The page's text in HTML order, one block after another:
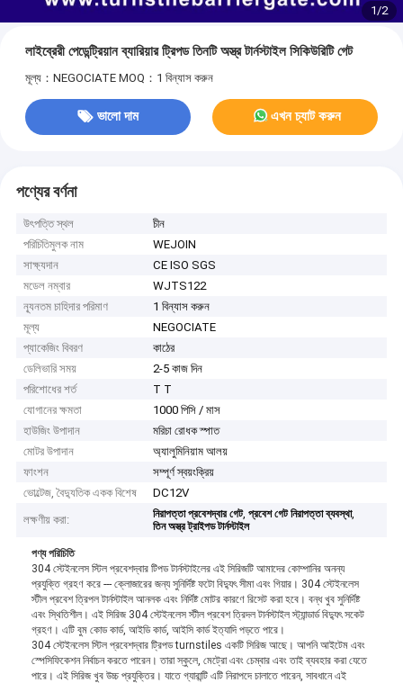
1/2
লাইব্রেরী পেডেন্ট্রিয়ান ব্যারিয়ার ট্রিপড তিনটি অস্ত্র টার্নস্টাইল সিকিউরিটি গেট
মূল্য：NEGOCIATE MOQ：1 বিন্যাস করুন
ভালো দাম এখন চ্যাট করুন
পণ্যের বর্ণনা
উৎপত্তি স্থল
চীন
পরিচিতিমুলক নাম
WEJOIN
সাক্ষ্যদান
CE ISO SGS
মডেল নম্বার
WJTS122
ন্যূনতম চাহিদার পরিমাণ
1 বিন্যাস করুন
মূল্য
NEGOCIATE
প্যাকেজিং বিবরণ
কাঠের
ডেলিভারি সময়
2-5 কাজ দিন
পরিশোধের শর্ত
T T
যোগানের ক্ষমতা
1000 পিসি / মাস
হাউজিং উপাদান
মরিচা রোধক স্পাত
মোটর উপাদান
অ্যালুমিনিয়াম আলয়
ফাংশন
সম্পূর্ণ স্বয়ংক্রিয়
ভোল্টেজ, বৈদ্যুতিক একক বিশেষ
DC12V
লক্ষণীয় করা:
নিরাপত্তা প্রবেশদ্বার গেট,প্রবেশ গেট নিরাপত্তা ব্যবস্থা,
তিন অস্ত্র ট্রাইপড টার্নস্টাইল
পণ্য পরিচিতি
304 স্টেইনলেস স্টিল প্রবেশদ্বার টিপড টার্নস্টাইলের এই সিরিজটি আমাদের কোম্পানির অনন্য
প্রযুক্তি গ্রহণ করে --- ক্লোজারের জন্য সুনির্দিষ্ট ফটো বিদ্যুৎ সীমা এবং গিয়ার। 304 স্টেইনলেস
স্টীল প্রবেশ ত্রিপল টার্নস্টাইল আনলক এবং নির্দিষ্ট মোটর কারণে রিসেট করা হবে। বন্ধ খুব সুনির্দিষ্ট
এবং স্থিতিশীল। এই সিরিজ 304 স্টেইনলেস স্টীল প্রবেশ ত্রিদল টার্নস্টাইল স্ট্যান্ডার্ড বিদ্যুৎ সকেট
গ্রহণ। এটি বুম কোড কার্ড, আইডি কার্ড, আইসি কার্ড ইত্যাদি পড়তে পারে।
304 স্টেইনলেস স্টিল প্রবেশদ্বার ট্রিপড turnstiles একটি সিরিজ আছে। আপনি আইটেম এবং
স্পেসিফিকেশন নির্বাচন করতে পারেন। তারা স্কুলে, মেট্রো এবং চেম্বার এবং তাই ব্যবহার করা যেতে
পারে। এই সিরিজ খুব উচ্চ প্রযুক্তির। যাতে গ্যারান্টি এটি নিরাপদে চালাতে পারেন, সাবধানে এই